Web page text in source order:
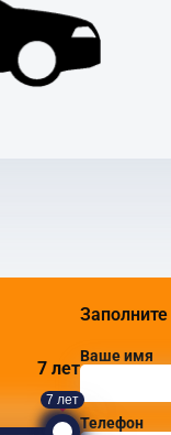
7 лет
7 лет
Ваше имя
Телефон